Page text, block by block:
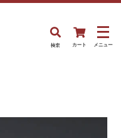
検索 カート メニュー